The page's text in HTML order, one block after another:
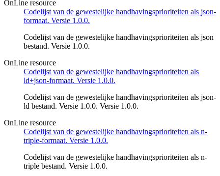
OnLine resource
Codelijst van de gewestelijke handhavingsprioriteiten als json-
formaat. Versie 1.0.0.
Codelijst van de gewestelijke handhavingsprioriteiten als json
bestand. Versie 1.0.0.
OnLine resource
Codelijst van de gewestelijke handhavingsprioriteiten als
ld+json-formaat. Versie 1.0.0.
Codelijst van de gewestelijke handhavingsprioriteiten als json-
ld bestand. Versie 1.0.0. Versie 1.0.0.
OnLine resource
Codelijst van de gewestelijke handhavingsprioriteiten als n-
triple-formaat. Versie 1.0.0.
Codelijst van de gewestelijke handhavingsprioriteiten als n-
triple bestand. Versie 1.0.0.